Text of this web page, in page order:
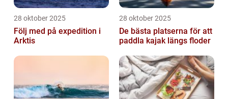
28 oktober 2025
Följ med på expedition i
Arktis
28 oktober 2025
De bästa platserna för att
paddla kajak längs floder